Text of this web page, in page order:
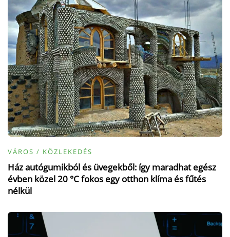
VÁROS / KÖZLEKEDÉS
Ház autógumikból és üvegekből: így maradhat egész
évben közel 20 °C fokos egy otthon klíma és fűtés
nélkül